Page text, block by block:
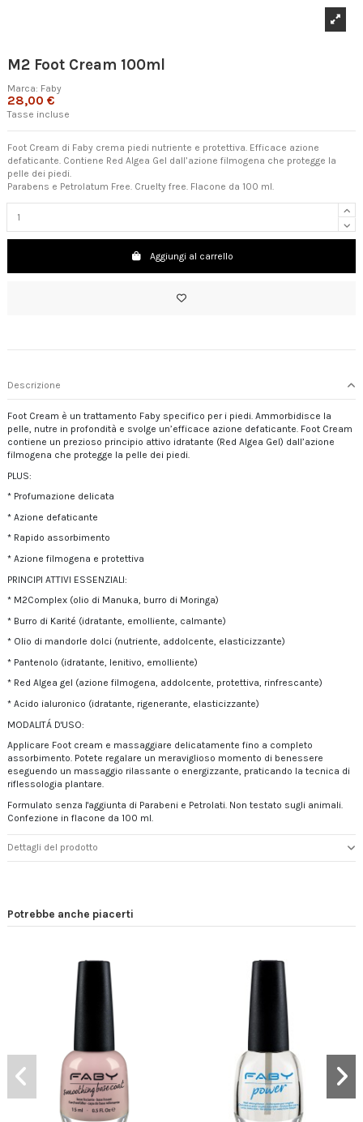
M2 Foot Cream 100ml
Marca: Faby
28,00 €
Tasse incluse
Foot Cream di Faby crema piedi nutriente e protettiva. Efficace azione
defaticante. Contiene Red Algea Gel dall’azione filmogena che protegge la
pelle dei piedi.
Parabens e Petrolatum Free. Cruelty free. Flacone da 100 ml.
Aggiungi al carrello
Descrizione
Foot Cream è un trattamento Faby specifico per i piedi. Ammorbidisce la
pelle, nutre in profondità e svolge un’efficace azione defaticante. Foot Cream
contiene un prezioso principio attivo idratante (Red Algea Gel) dall’azione
filmogena che protegge la pelle dei piedi.
PLUS:
* Profumazione delicata
* Azione defaticante
* Rapido assorbimento
* Azione filmogena e protettiva
PRINCIPI ATTIVI ESSENZIALI:
* M2Complex (olio di Manuka, burro di Moringa)
* Burro di Karité (idratante, emolliente, calmante)
* Olio di mandorle dolci (nutriente, addolcente, elasticizzante)
* Pantenolo (idratante, lenitivo, emolliente)
* Red Algea gel (azione filmogena, addolcente, protettiva, rinfrescante)
* Acido ialuronico (idratante, rigenerante, elasticizzante)
MODALITÁ D'USO:
Applicare Foot cream e massaggiare delicatamente fino a completo
assorbimento. Potete regalare un meraviglioso momento di benessere
eseguendo un massaggio rilassante o energizzante, praticando la tecnica di
riflessologia plantare.
Formulato senza l'aggiunta di Parabeni e Petrolati. Non testato sugli animali.
Confezione in flacone da 100 ml.
Dettagli del prodotto
Potrebbe anche piacerti